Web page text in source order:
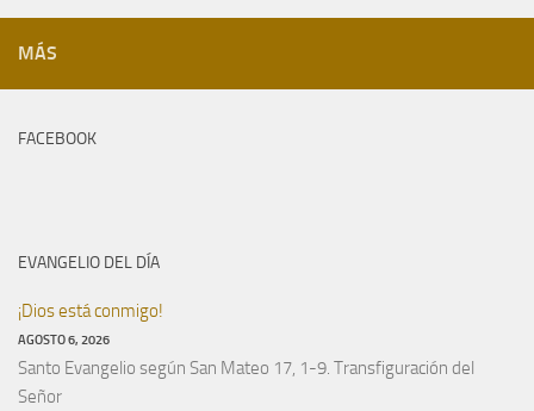
MÁS
FACEBOOK
EVANGELIO DEL DÍA
¡Dios está conmigo!
AGOSTO 6, 2026
Santo Evangelio según San Mateo 17, 1-9. Transfiguración del
Señor